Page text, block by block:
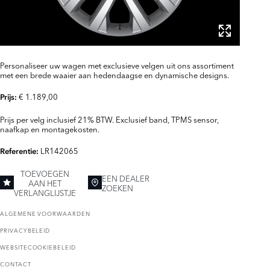
Personaliseer uw wagen met exclusieve velgen uit ons assortiment
met een brede waaier aan hedendaagse en dynamische designs.
Prijs: € 1.189,00
Prijs per velg inclusief 21% BTW. Exclusief band, TPMS sensor,
naafkap en montagekosten.
Referentie: LR142065
TOEVOEGEN
AAN HET
VERLANGLIJSTJE
EEN DEALER
ZOEKEN
ALGEMENE VOORWAARDEN
PRIVACYBELEID
WEBSITECOOKIEBELEID
CONTACT